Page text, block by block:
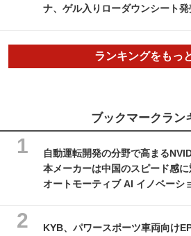
ナ、ゲル入りローダウンシート発
ランキングをもっ
ブックマークラン
自動運転開発の分野で高まる
本メーカーは中国のスピード感
オートモーティブ AI イノベーシ
KYB、パワースポーツ車両向け